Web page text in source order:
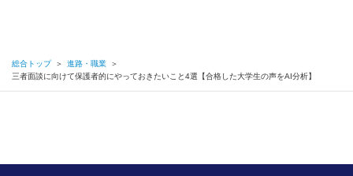
総合トップ ＞ 進路・職業
＞
三者面談に向けて保護者的にやっておきたいこと4選【合格した大学生の声をAI分析】